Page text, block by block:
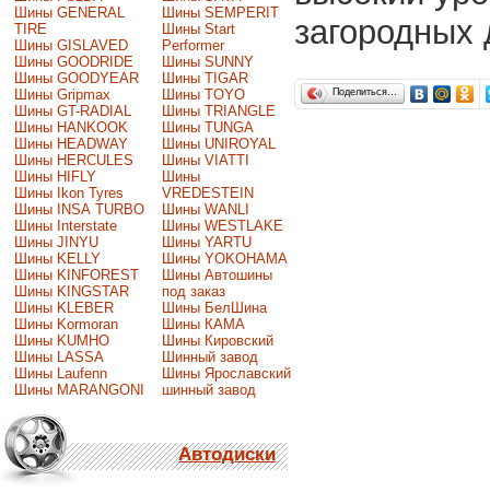
Шины GENERAL
TIRE
Шины GISLAVED
Шины GOODRIDE
Шины GOODYEAR
Шины Gripmax
Шины GT-RADIAL
Шины HANKOOK
Шины HEADWAY
Шины HERCULES
Шины HIFLY
Шины Ikon Tyres
Шины INSA TURBO
Шины Interstate
Шины JINYU
Шины KELLY
Шины KINFOREST
Шины KINGSTAR
Шины KLEBER
Шины Kormoran
Шины KUMHO
Шины LASSA
Шины Laufenn
Шины MARANGONI
Шины SEMPERIT
Шины Start
Performer
Шины SUNNY
Шины TIGAR
Шины TOYO
Шины TRIANGLE
Шины TUNGA
Шины UNIROYAL
Шины VIATTI
Шины
VREDESTEIN
Шины WANLI
Шины WESTLAKE
Шины YARTU
Шины YOKOHAMA
Шины Автошины
под заказ
Шины БелШина
Шины КАМА
Шины Кировский
Шинный завод
Шины Ярославский
шинный завод
Автодиски
загородных
Поделиться…